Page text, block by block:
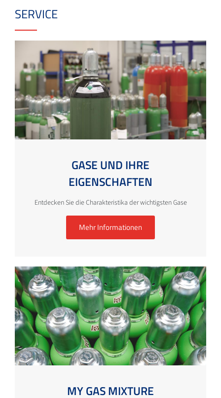
SERVICE
GASE UND IHRE
EIGENSCHAFTEN
Entdecken Sie die Charakteristika der wichtigsten Gase
Mehr Informationen
MY GAS MIXTURE